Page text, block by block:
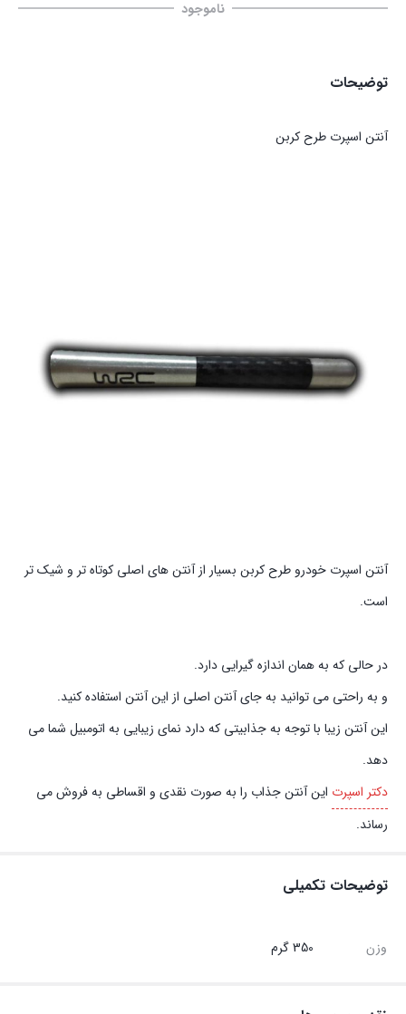
ناموجود
توضیحات
آنتن اسپرت طرح کربن
آنتن اسپرت خودرو طرح کربن بسیار از آنتن های اصلی کوتاه تر و شیک تر
است.
در حالی که به همان اندازه گیرایی دارد.
و به راحتی می توانید به جای آنتن اصلی از این آنتن استفاده کنید.
این آنتن زیبا با توجه به جذابیتی که دارد نمای زیبایی به اتومبیل شما می
دهد.
دکتر اسپرت این آنتن جذاب را به صورت نقدی و اقساطی به فروش می
رساند.
توضیحات تکمیلی
وزن 350 گرم